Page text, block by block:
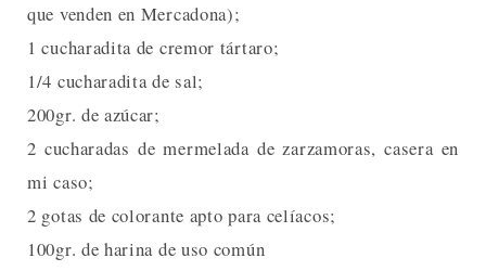
que venden en Mercadona);
1 cucharadita de cremor tártaro;
1/4 cucharadita de sal;
200gr. de azúcar;
2 cucharadas de mermelada de zarzamoras, casera en
mi caso;
2 gotas de colorante apto para celíacos;
100gr. de harina de uso común